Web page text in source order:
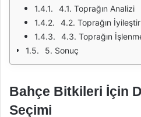
4.1. Toprağın Analizi
4.2. Toprağın
4.3. Toprağın
5. Sonuç
Bahçe Bitkileri İçin
Seçimi